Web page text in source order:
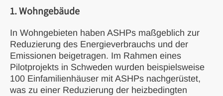
1. Wohngebäude
In Wohngebieten haben ASHPs maßgeblich zur
Reduzierung des Energieverbrauchs und der
Emissionen beigetragen. Im Rahmen eines
Pilotprojekts in Schweden wurden beispielsweise
100 Einfamilienhäuser mit ASHPs nachgerüstet,
was zu einer Reduzierung der heizbedingten